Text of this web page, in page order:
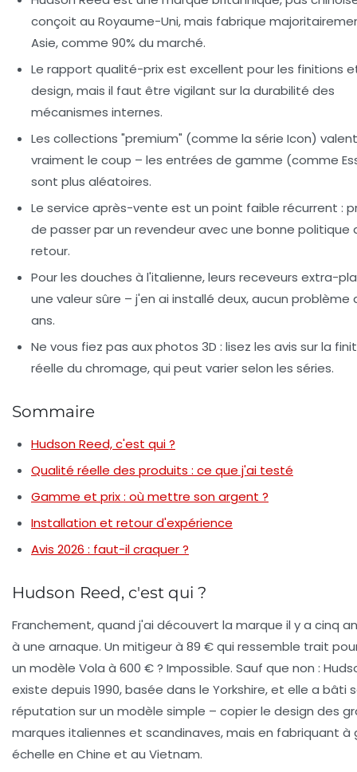
conçoit au Royaume-Uni, mais fabrique
Asie, comme 90% du marché.
Le rapport qualité-prix est excellent pour les finitions
design, mais il faut être vigilant sur la durabilité des
mécanismes internes.
Les collections "premium" (comme la série Icon) valent
vraiment le coup – les entrées de gamme (comme
sont plus aléatoires.
Le service après-vente est un point faible récurrent :
de passer par un revendeur avec une bonne politique
retour.
Pour les douches à l'italienne, leurs receveurs extra-
une valeur sûre – j'en ai installé deux, aucun problème
ans.
Ne vous fiez pas aux photos 3D : lisez les avis sur la
réelle du chromage, qui peut varier selon les séries.
Sommaire
Hudson Reed, c'est qui ?
Qualité réelle des produits : ce que j'ai testé
Gamme et prix : où mettre son argent ?
Installation et retour d'expérience
Avis 2026 : faut-il craquer ?
Hudson Reed, c'est qui ?
Franchement, quand j'ai découvert la marque il y a cinq
à une arnaque. Un mitigeur à 89 € qui ressemble trait
un modèle Vola à 600 € ? Impossible. Sauf que non :
existe depuis 1990, basée dans le Yorkshire, et elle a bâti
réputation sur un modèle simple – copier le design des
marques italiennes et scandinaves, mais en fabriquant à
échelle en Chine et au Vietnam.